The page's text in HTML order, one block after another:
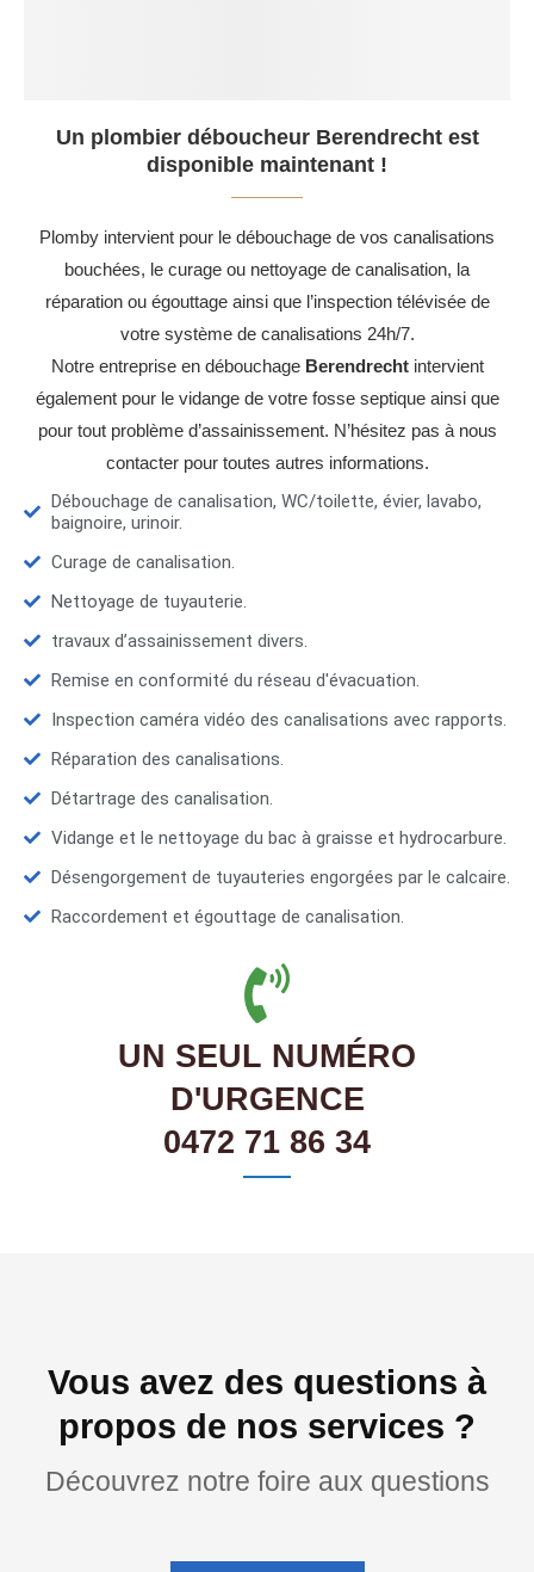
Un plombier déboucheur Berendrecht est
disponible maintenant !
Plomby intervient pour le débouchage de vos canalisations
bouchées, le curage ou nettoyage de canalisation, la
réparation ou égouttage ainsi que l’inspection télévisée de
votre système de canalisations 24h/7.
Notre entreprise en débouchage Berendrechtintervient
également pour le vidange de votre fosse septique ainsi que
pour tout problème d’assainissement. N’hésitez pas à nous
contacter pour toutes autres informations.
Débouchage de canalisation, WC/toilette, évier, lavabo,
baignoire, urinoir.
Curage de canalisation.
Nettoyage de tuyauterie.
travaux d’assainissement divers.
Remise en conformité du réseau d'évacuation.
Inspection caméra vidéo des canalisations avec rapports.
Réparation des canalisations.
Détartrage des canalisation.
Vidange et le nettoyage du bac à graisse et hydrocarbure.
Désengorgement de tuyauteries engorgées par le calcaire.
Raccordement et égouttage de canalisation.
UN SEUL NUMÉRO
D'URGENCE
0472 71 86 34
Vous avez des questions à
propos de nos services ?
Découvrez notre foire aux questions